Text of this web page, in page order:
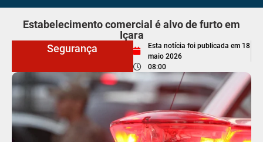
Estabelecimento comercial é alvo de furto em
Içara
Segurança
Esta notícia foi publicada em 18
maio 2026
08:00